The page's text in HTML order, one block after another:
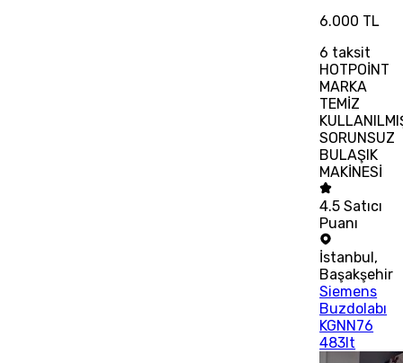
6.000 TL
6 taksit
HOTPOİNT
MARKA
TEMİZ
SORUNSUZ
BULAŞIK
MAKİNESİ
4.5 Satıcı
Puanı
İstanbul ,
Başakşehir
Siemens
Buzdolabı
KGNN76
483lt